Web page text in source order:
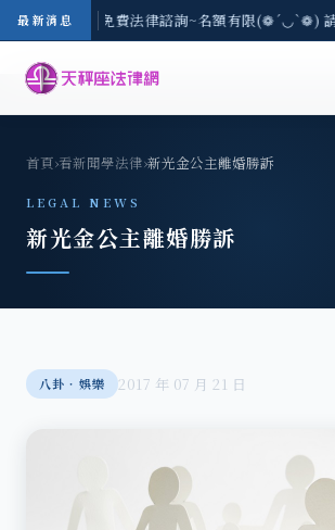
最新消息
8/3(一) 現場免費法律諮詢~名額有限(❁´◡`❁)
首頁›看新聞學法律›新光金公主離婚勝訴
LEGAL NEWS
新光金公主離婚勝訴
八卦‧娛樂 2017 年 07 月 21 日